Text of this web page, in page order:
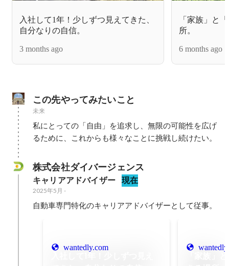
入社して1年！少しずつ見えてきた、
自分なりの自信。
3 months ago
「家族」と
所。
6 months ago
この先やってみたいこと
未来
私にとっての「自由」を追求し、無限の可能性を広げ
るために、これからも様々なことに挑戦し続けたい。
株式会社ダイバージェンス
キャリアアドバイザー 現在
2025年5月 -
自動車専門特化のキャリアアドバイザーとして従事。
wantedly.com